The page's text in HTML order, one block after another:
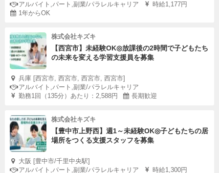
アルバイト,パート,副業/パラレルキャリア
時給1,177円
1年からOK
株式会社キズキ
【西宮市】未経験OK◎放課後の2時間で子どもたち
の未来を変える学習支援員を募集
兵庫 [西宮市, 西宮市, 西宮市, 西宮市]
アルバイト,パート,副業/パラレルキャリア
勤務1回（135分）あたり：2,588円
長期歓迎
株式会社キズキ
【豊中市上野西】週1～未経験OK◎子どもたちの居
場所をつくる支援スタッフを募集
大阪 [豊中市/千里中央駅]
アルバイト,パート,副業/パラレルキャリア
時給1,300円